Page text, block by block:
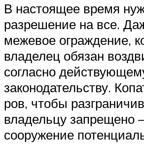
В настоящее время
разрешение на все.
межевое ограждение,
владелец обязан
согласно
законодательству.
ров, чтобы
владельцу запрещено
сооружение